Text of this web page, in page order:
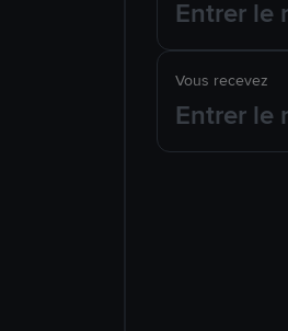
Vous recevez